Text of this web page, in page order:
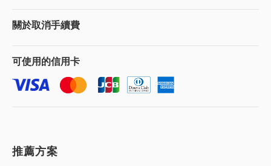
關於取消手續費
可使用的信用卡
推薦方案